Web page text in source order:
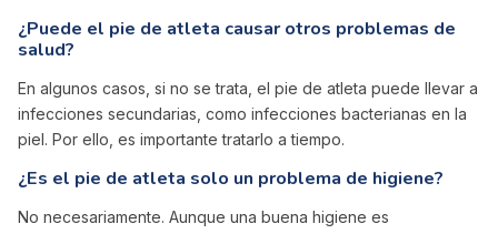
¿Puede el pie de atleta causar otros problemas de
salud?
En algunos casos, si no se trata, el pie de atleta puede llevar a
infecciones secundarias, como infecciones bacterianas en la
piel. Por ello, es importante tratarlo a tiempo.
¿Es el pie de atleta solo un problema de higiene?
No necesariamente. Aunque una buena higiene es